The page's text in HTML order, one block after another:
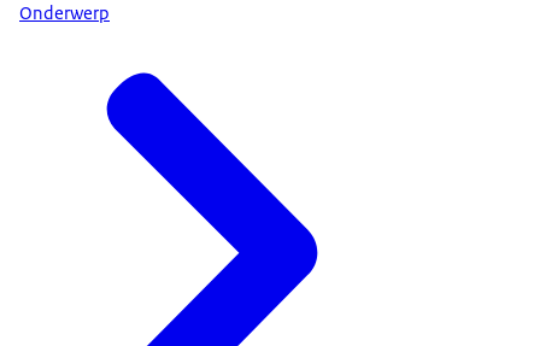
Onderwerp